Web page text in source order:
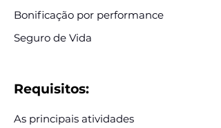
Bonificação por performance
Seguro de Vida
Requisitos:
As principais atividades